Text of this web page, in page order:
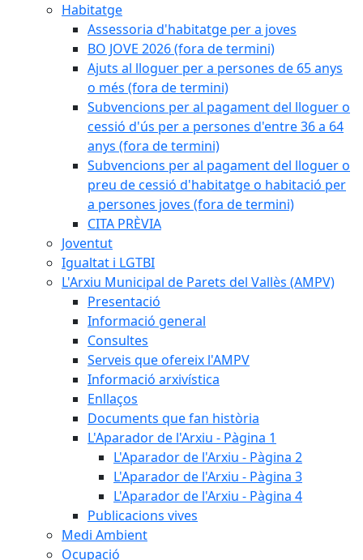
Habitatge
Assessoria d'habitatge per a joves
BO JOVE 2026 (fora de termini)
Ajuts al lloguer per a persones de 65 anys
o més (fora de termini)
Subvencions per al pagament del lloguer o
cessió d'ús per a persones d'entre 36 a 64
anys (fora de termini)
Subvencions per al pagament del lloguer o
preu de cessió d'habitatge o habitació per
a persones joves (fora de termini)
CITA PRÈVIA
Joventut
Igualtat i LGTBI
L'Arxiu Municipal de Parets del Vallès (AMPV)
Presentació
Informació general
Consultes
Serveis que ofereix l'AMPV
Informació arxivística
Enllaços
Documents que fan història
L'Aparador de l'Arxiu - Pàgina 1
L'Aparador de l'Arxiu - Pàgina 2
L'Aparador de l'Arxiu - Pàgina 3
L'Aparador de l'Arxiu - Pàgina 4
Publicacions vives
Medi Ambient
Ocupació